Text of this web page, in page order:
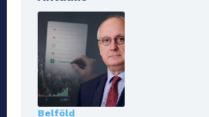
Belföld